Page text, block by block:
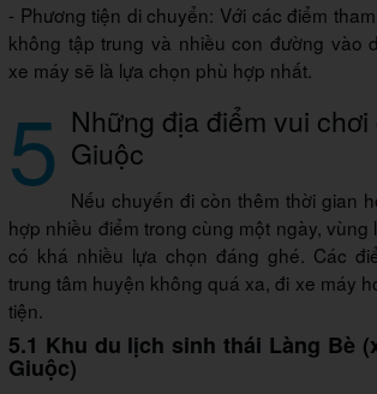
- Phương tiện di chuyển: Với các điểm
không tập trung và nhiều con đường vào
xe máy sẽ là lựa chọn phù hợp nhất.
5 Những địa điểm vui
Giuộc
Nếu chuyến đi còn thêm thời gian
hợp nhiều điểm trong cùng một ngày, vùng
có khá nhiều lựa chọn đáng ghé. Các
trung tâm huyện không quá xa, đi xe máy
tiện.
5.1 Khu du lịch sinh thái Làng Bè
Giuộc)